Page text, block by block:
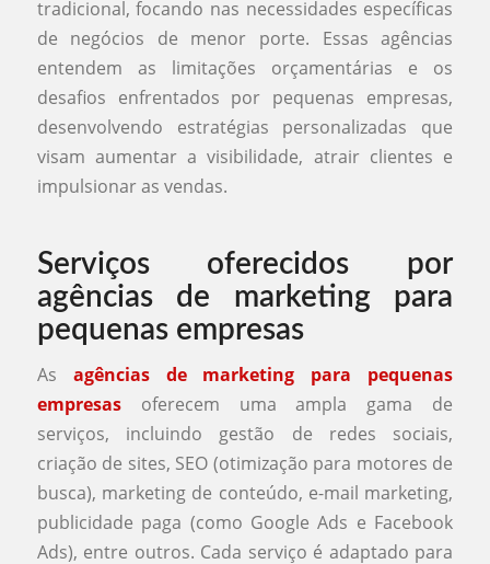
tradicional, focando nas necessidades específicas
de negócios de menor porte. Essas agências
entendem as limitações orçamentárias e os
desafios enfrentados por pequenas empresas,
desenvolvendo estratégias personalizadas que
visam aumentar a visibilidade, atrair clientes e
impulsionar as vendas.
Serviços oferecidos por
agências de marketing para
pequenas empresas
As agências de marketing para pequenas
empresasoferecem uma ampla gama de
serviços, incluindo gestão de redes sociais,
criação de sites, SEO (otimização para motores de
busca), marketing de conteúdo, e-mail marketing,
publicidade paga (como Google Ads e Facebook
Ads), entre outros. Cada serviço é adaptado para